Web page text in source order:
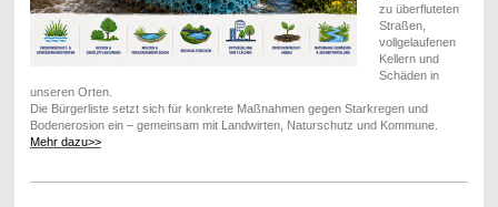
zu überfluteten
Straßen,
vollgelaufenen
Kellern und
Schäden in
unseren Orten.
Die Bürgerliste setzt sich für konkrete Maßnahmen gegen Starkregen und
Bodenerosion ein – gemeinsam mit Landwirten, Naturschutz und Kommune.
Mehr dazu>>